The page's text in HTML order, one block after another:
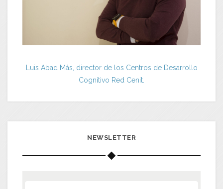
Luis Abad Más, director de los Centros de Desarrollo
Cognitivo Red Cenit.
NEWSLETTER